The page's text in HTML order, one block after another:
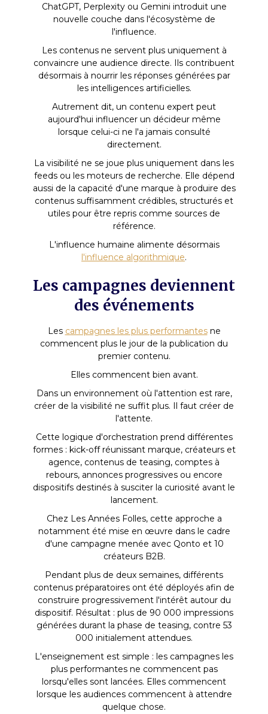
ChatGPT, Perplexity ou Gemini introduit une
nouvelle couche dans l'écosystème de
l'influence.
Les contenus ne servent plus uniquement à
convaincre une audience directe. Ils contribuent
désormais à nourrir les réponses générées par
les intelligences artificielles.
Autrement dit, un contenu expert peut
aujourd'hui influencer un décideur même
lorsque celui-ci ne l'a jamais consulté
directement.
La visibilité ne se joue plus uniquement dans les
feeds ou les moteurs de recherche. Elle dépend
aussi de la capacité d'une marque à produire des
contenus suffisamment crédibles, structurés et
utiles pour être repris comme sources de
référence.
L'influence humaine alimente désormais
l'influence algorithmique.
Les campagnes deviennent
des événements
Les campagnes les plus performantesne
commencent plus le jour de la publication du
premier contenu.
Elles commencent bien avant.
Dans un environnement où l'attention est rare,
créer de la visibilité ne suffit plus. Il faut créer de
l'attente.
Cette logique d'orchestration prend différentes
formes : kick-off réunissant marque, créateurs et
agence, contenus de teasing, comptes à
rebours, annonces progressives ou encore
dispositifs destinés à susciter la curiosité avant le
lancement.
Chez Les Années Folles, cette approche a
notamment été mise en œuvre dans le cadre
d'une campagne menée avec Qonto et 10
créateurs B2B.
Pendant plus de deux semaines, différents
contenus préparatoires ont été déployés afin de
construire progressivement l'intérêt autour du
dispositif. Résultat : plus de 90 000 impressions
générées durant la phase de teasing, contre 53
000 initialement attendues.
L'enseignement est simple : les campagnes les
plus performantes ne commencent pas
lorsqu'elles sont lancées. Elles commencent
lorsque les audiences commencent à attendre
quelque chose.